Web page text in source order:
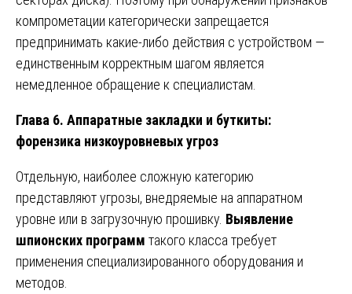
компрометации категорически запрещается
предпринимать какие-либо действия с устройством —
единственным корректным шагом является
немедленное обращение к специалистам.
Глава 6. Аппаратные закладки и буткиты:
форензика низкоуровневых угроз
Отдельную, наиболее сложную категорию
представляют угрозы, внедряемые на аппаратном
уровне или в загрузочную прошивку. Выявление
шпионских программ такого класса требует
применения специализированного оборудования и
методов.